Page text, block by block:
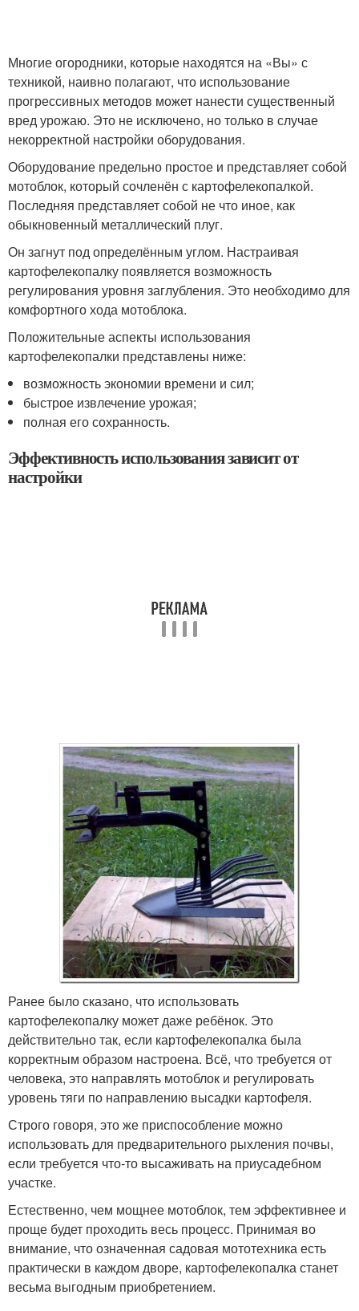
Многие огородники, которые находятся на «Вы» с
техникой, наивно полагают, что использование
прогрессивных методов может нанести существенный
вред урожаю. Это не исключено, но только в случае
некорректной настройки оборудования.
Оборудование предельно простое и представляет собой
мотоблок, который сочленён с картофелекопалкой.
Последняя представляет собой не что иное, как
обыкновенный металлический плуг.
Он загнут под определённым углом. Настраивая
картофелекопалку появляется возможность
регулирования уровня заглубления. Это необходимо для
комфортного хода мотоблока.
Положительные аспекты использования
картофелекопалки представлены ниже:
возможность экономии времени и сил;
быстрое извлечение урожая;
полная его сохранность.
Эффективность использования зависит от
настройки
Ранее было сказано, что использовать
картофелекопалку может даже ребёнок. Это
действительно так, если картофелекопалка была
корректным образом настроена. Всё, что требуется от
человека, это направлять мотоблок и регулировать
уровень тяги по направлению высадки картофеля.
Строго говоря, это же приспособление можно
использовать для предварительного рыхления почвы,
если требуется что-то высаживать на приусадебном
участке.
Естественно, чем мощнее мотоблок, тем эффективнее и
проще будет проходить весь процесс. Принимая во
внимание, что означенная садовая мототехника есть
практически в каждом дворе, картофелекопалка станет
весьма выгодным приобретением.